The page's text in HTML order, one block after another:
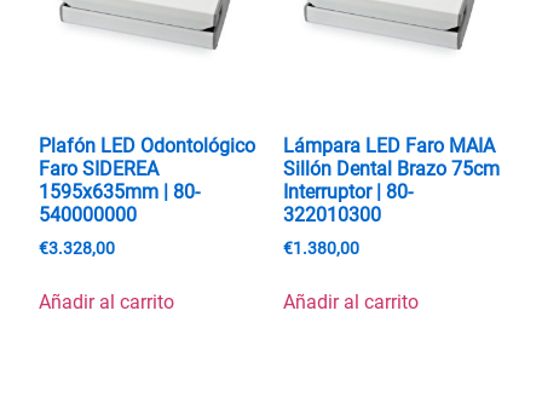
Plafón LED Odontológico
Faro SIDEREA
1595x635mm | 80-
540000000
€3.328,00
Añadir al carrito
Lámpara LED Faro MAIA
Sillón Dental Brazo 75cm
Interruptor | 80-
322010300
€1.380,00
Añadir al carrito